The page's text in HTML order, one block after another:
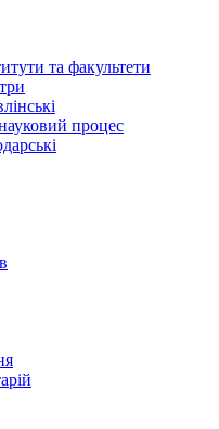
та факультети
процес